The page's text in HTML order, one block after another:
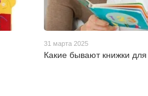
31 марта 2025
Какие бывают книжки для